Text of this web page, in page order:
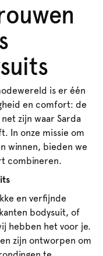
is er één
en comfort: de
zijn waar Sarda
In onze missie om
winnen, bieden we
combineren.
en verfijnde
bodysuit, of
hebben het voor je.
zijn ontworpen om